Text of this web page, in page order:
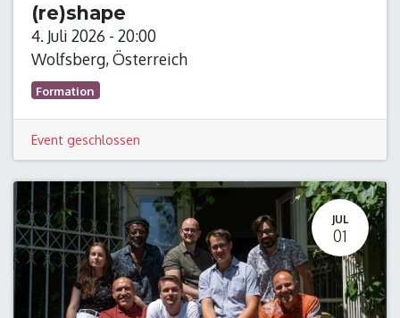
(re)shape
4. Juli 2026 - 20:00
Wolfsberg,Österreich
Formation
Event geschlossen
JUL
01